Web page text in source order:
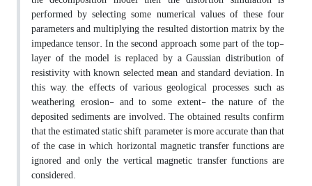
performed by selecting some numerical values of these four
parameters and multiplying the resulted distortion matrix by the
impedance tensor. In the second approach, some part of the top-
layer of the model is replaced by a Gaussian distribution of
resistivity with known selected mean and standard deviation. In
this way, the effects of various geological processes, such as
weathering, erosion- and to some extent- the nature of the
deposited sediments are involved. The obtained results confirm
that the estimated static shift parameter is more accurate than that
of the case in which horizontal magnetic transfer functions are
ignored and only the vertical magnetic transfer functions are
considered.